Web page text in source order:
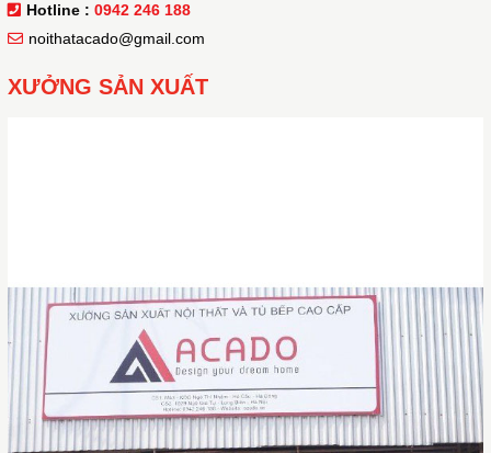
Hotline : 0942 246 188
noithatacado@gmail.com
XƯỞNG SẢN XUẤT